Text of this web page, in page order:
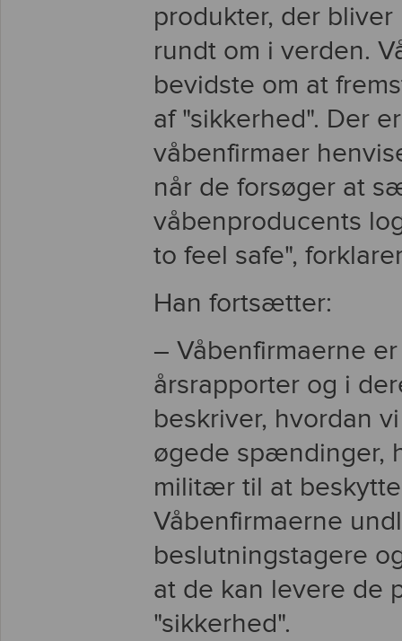
produkter, der
rundt om i verden.
bevidste om at
af "sikkerhed". Der
våbenfirmaer
når de forsøger at
våbenproducents
to feel safe",
Han fortsætter:
– Våbenfirmaerne
årsrapporter og i
beskriver, hvordan
øgede spændinger,
militær til at
Våbenfirmaerne
beslutningstagere
at de kan levere de
"sikkerhed".